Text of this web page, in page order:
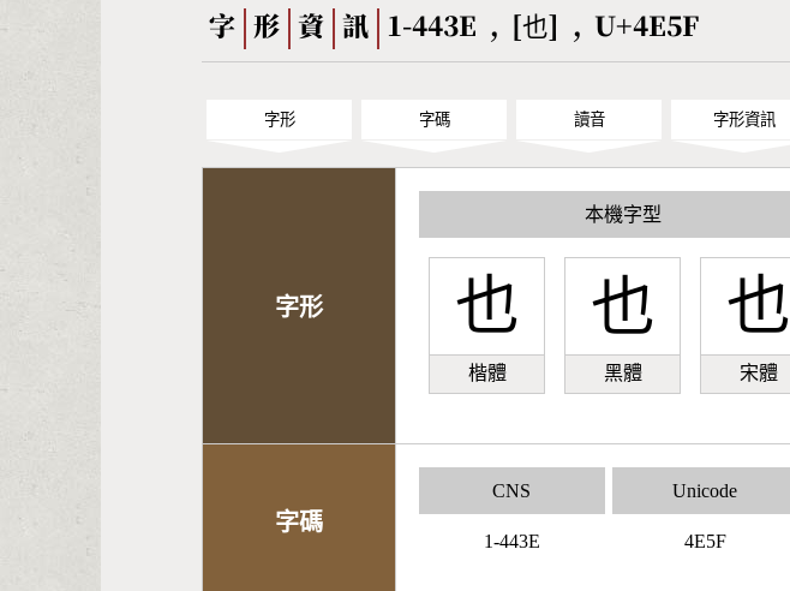
Big5查詢 拼音查詢
字 形 資 訊 1-443E , [也] , U+4E5F
字形 字碼 讀音 字形資訊
字形
本機字型
也
楷體
也
黑體
也
宋體
字碼
CNS
1-443E
Unicode
4E5F